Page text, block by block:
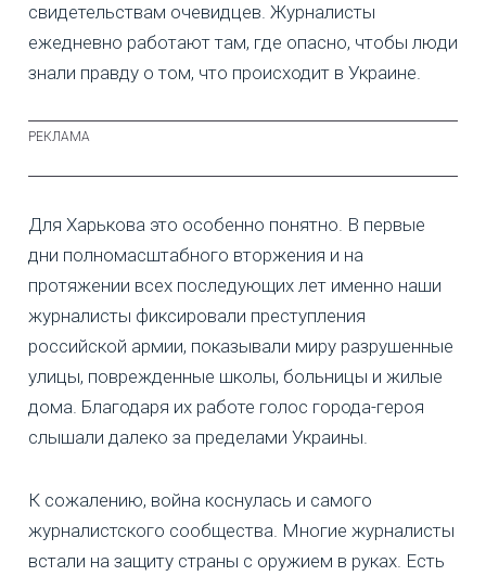
свидетельствам очевидцев. Журналисты
ежедневно работают там, где опасно, чтобы люди
знали правду о том, что происходит в Украине.
Для Харькова это особенно понятно. В первые
дни полномасштабного вторжения и на
протяжении всех последующих лет именно наши
журналисты фиксировали преступления
российской армии, показывали миру разрушенные
улицы, поврежденные школы, больницы и жилые
дома. Благодаря их работе голос города-героя
слышали далеко за пределами Украины.
К сожалению, война коснулась и самого
журналистского сообщества. Многие журналисты
встали на защиту страны с оружием в руках. Есть